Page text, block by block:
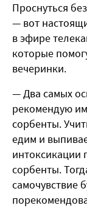
Проснуться
— вот
в эфире
которые
вечеринки.
— Два самых
рекомендую
сорбенты.
едим и
интоксикации
сорбенты.
самочувствие